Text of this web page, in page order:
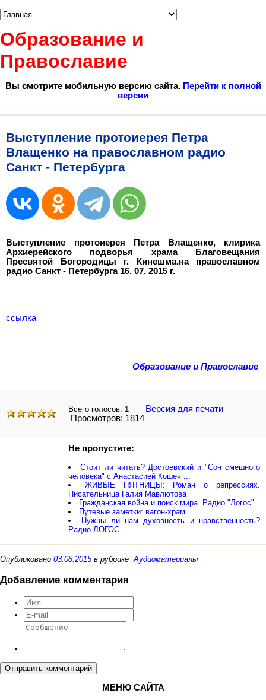
Образование и
Православие
Вы смотрите мобильную версию сайта. Перейти к полной
версии
Выступление протоиерея Петра
Влащенко на православном радио
Санкт - Петербурга
Выступление протоиерея Петра Влащенко, клирика
Архиерейского подворья храма Благовещания
Пресвятой Богородицы г. Кинешма.на православном
радио Санкт - Петербурга 16. 07. 2015 г.
ссылка
Образование и Православие
Всего голосов: 1
Версия для печати
Просмотров: 1814
Не пропустите:
Стоит ли читать? Достоевский и "Сон смешного
человека" с Анастасией Кошеч ...
ЖИВЫЕ ПЯТНИЦЫ: Роман о репрессиях.
Писательница Галия Мавлютова
Гражданская война и поиск мира. Радио "Логос"
Путевые заметки: вагон-храм
Нужны ли нам духовность и нравственность?
Радио ЛОГОС
Опубликовано 03.08.2015в рубрике Аудиоматериалы
Добавление комментария
Отправить комментарий
МЕНЮ САЙТА